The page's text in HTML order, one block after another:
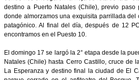
destino a Puerto Natales (Chile), previo paso
donde almorzamos una exquisita parrillada del
patagónico. Al final del día, después de 12
encontramos en el Puesto 10.
El domingo 17 se largó la 2° etapa desde la
Natales (Chile) hasta Cerro Castillo, cruce de
La Esperanza y destino final la ciudad de El